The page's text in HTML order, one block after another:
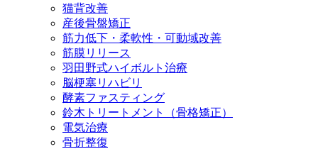
猫背改善
産後骨盤矯正
筋力低下・柔軟性・可動域改善
筋膜リリース
羽田野式ハイボルト治療
脳梗塞リハビリ
酵素ファスティング
鈴木トリートメント（骨格矯正）
電気治療
骨折整復